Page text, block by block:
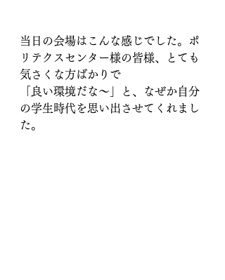
当日の会場はこんな感じでした。ポ
リテクスセンター様の皆様、とても
気さくな方ばかりで
「良い環境だな〜」と、なぜか自分
の学生時代を思い出させてくれまし
た。